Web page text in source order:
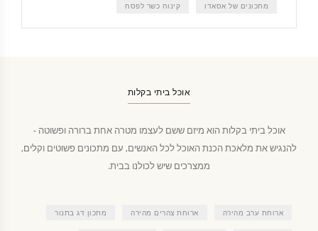
מתכונים של אסאדו קינוח כשר לפסח
אוכל ביתי בקלות
אוכל ביתי בקלות הוא מיזם ששם לעצמו מטרה אחת ברורה ופשוטה -
להנגיש את מלאכת הכנת האוכל לכל האנשים, עם מתכונים פשוטים וקלים,
ממצרכים שיש לכולנו בבית.
ארוחת ערב מהירה ארוחת צהרים מהירה מתכון דג בתנור